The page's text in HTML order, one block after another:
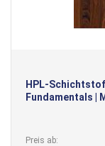
HPL-
Fundamentals |
Preis ab